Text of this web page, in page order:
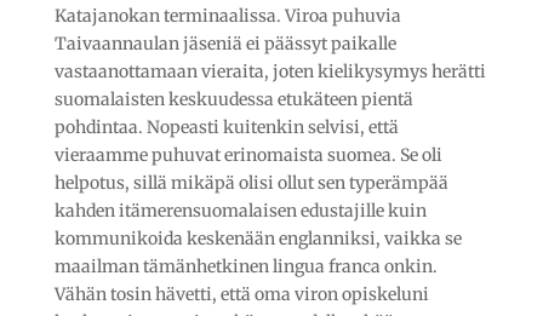
Katajanokan terminaalissa. Viroa puhuvia
Taivaannaulan jäseniä ei päässyt paikalle
vastaanottamaan vieraita, joten kielikysymys herätti
suomalaisten keskuudessa etukäteen pientä
pohdintaa. Nopeasti kuitenkin selvisi, että
vieraamme puhuvat erinomaista suomea. Se oli
helpotus, sillä mikäpä olisi ollut sen typerämpää
kahden itämerensuomalaisen edustajille kuin
kommunikoida keskenään englanniksi, vaikka se
maailman tämänhetkinen lingua franca onkin.
Vähän tosin hävetti, että oma viron opiskeluni